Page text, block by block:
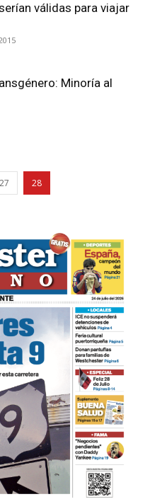
válidas para viajar
Minoría al
27 28